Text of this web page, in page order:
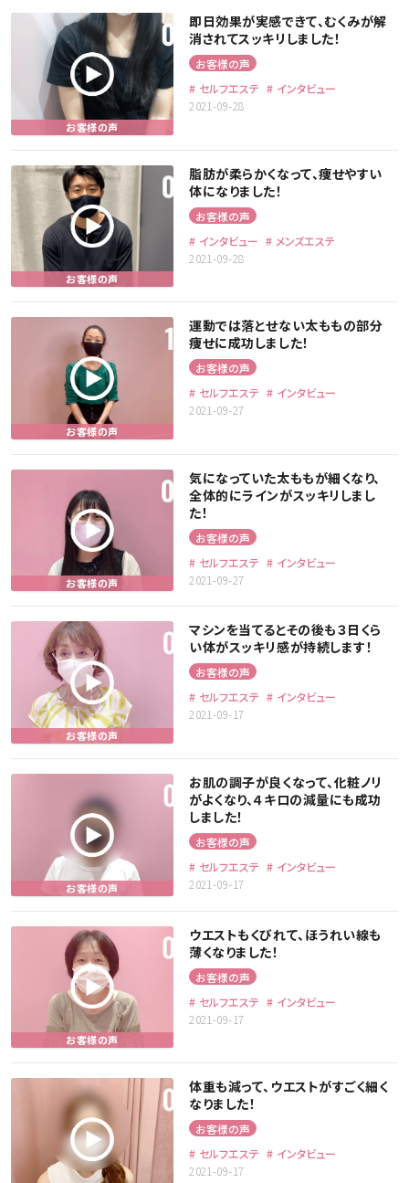
即日効果が実感できて、むくみが解
消されてスッキリしました！
お客様の声
セルフエステ
インタビュー
2021-09-28
脂肪が柔らかくなって、痩せやすい
体になりました！
お客様の声
インタビュー
メンズエステ
2021-09-28
運動では落とせない太ももの部分
痩せに成功しました！
お客様の声
セルフエステ
インタビュー
2021-09-27
気になっていた太ももが細くなり、
全体的にラインがスッキリしまし
た！
お客様の声
セルフエステ
インタビュー
2021-09-27
マシンを当てるとその後も３日くら
い体がスッキリ感が持続します！
お客様の声
セルフエステ
インタビュー
2021-09-17
お肌の調子が良くなって、化粧ノリ
がよくなり、４キロの減量にも成功
しました！
お客様の声
セルフエステ
インタビュー
2021-09-17
ウエストもくびれて、ほうれい線も
薄くなりました！
お客様の声
セルフエステ
インタビュー
2021-09-17
体重も減って、ウエストがすごく細く
なりました！
お客様の声
セルフエステ
インタビュー
2021-09-17